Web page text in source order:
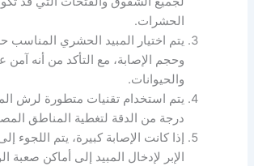
الحشرات.
يتم اختيار المبيد الحشري
وحجم الإصابة، مع التأكد من أنه آمن
والحيوانات.
يتم استخدام تقنيات متطورة لرش
درجة من الدقة لتغطية المناطق
إذا كانت الإصابة كبيرة، يتم اللجوء
الإبر لإدخال المبيد إلى أماكن